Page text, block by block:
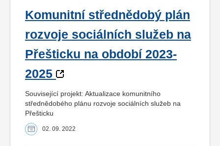
Komunitní střednědobý plán
rozvoje sociálních služeb na
Přešticku na období 2023-
2025
Související projekt: Aktualizace komunitního
střednědobého plánu rozvoje sociálních služeb na
Přešticku
02. 09. 2022